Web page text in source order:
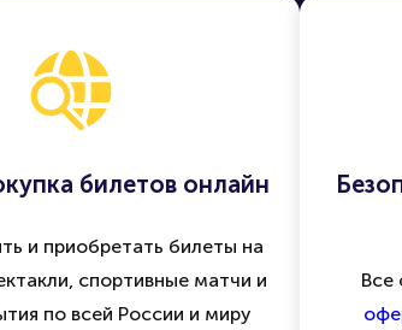
билетов онлайн
и приобретать билеты на
спортивные матчи и
по всей России и миру
Все